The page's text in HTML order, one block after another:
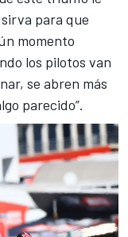
para que
momento
los pilotos van
se abren más
parecido”.